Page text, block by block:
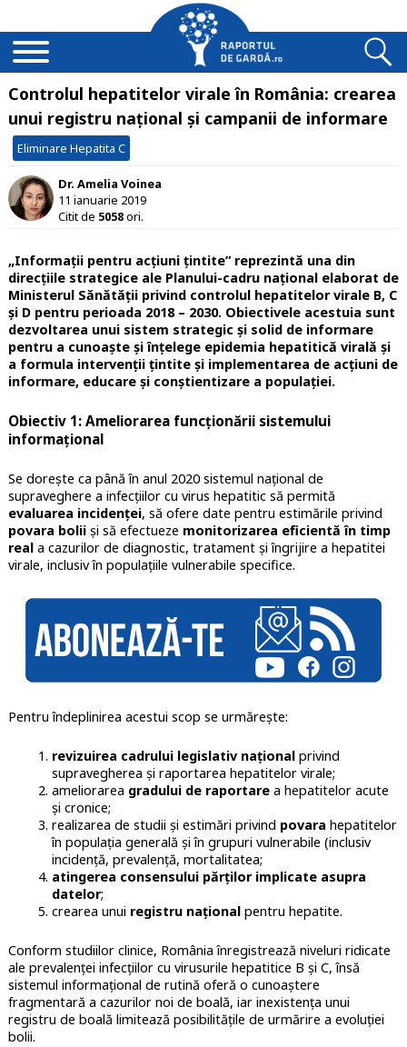
Controlul hepatitelor virale în România: crearea
unui registru național și campanii de informare
Eliminare Hepatita C
Dr. Amelia Voinea
11 ianuarie 2019
Citit de 5058ori.
„Informații pentru acțiuni țintite” reprezintă una din
direcțiile strategice ale Planului-cadru național elaborat de
Ministerul Sănătății privind controlul hepatitelor virale B, C
şi D pentru perioada 2018 – 2030. Obiectivele acestuia sunt
dezvoltarea unui sistem strategic și solid de informare
pentru a cunoaște și înțelege epidemia hepatitică virală și
a formula intervenții țintite și implementarea de acțiuni de
informare, educare și conștientizare a populației.
Obiectiv 1: Ameliorarea funcționării sistemului
informațional
Se dorește ca până în anul 2020 sistemul național de
supraveghere a infecțiilor cu virus hepatitic să permită
evaluarea incidenței, să ofere date pentru estimările privind
povara boliiși să efectueze monitorizarea eficientă în timp
reala cazurilor de diagnostic, tratament și îngrijire a hepatitei
virale, inclusiv în populațiile vulnerabile specifice.
Pentru îndeplinirea acestui scop se urmărește:
revizuirea cadrului legislativ naționalprivind
supravegherea și raportarea hepatitelor virale;
ameliorarea gradului de raportarea hepatitelor acute
și cronice;
realizarea de studii și estimări privind povara hepatitelor
în populația generală și în grupuri vulnerabile (inclusiv
incidență, prevalență, mortalitatea;
atingerea consensului părților implicate asupra
datelor;
crearea unui registru naționalpentru hepatite.
Conform studiilor clinice, România înregistrează niveluri ridicate
ale prevalenței infecțiilor cu virusurile hepatitice B și C, însă
sistemul informațional de rutină oferă o cunoaștere
fragmentară a cazurilor noi de boală, iar inexistența unui
registru de boală limitează posibilitățile de urmărire a evoluției
bolii.